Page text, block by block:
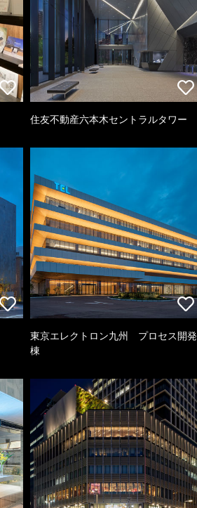
住友不動産六本木セントラルタワー
東京エレクトロン九州 プロセス開発
棟